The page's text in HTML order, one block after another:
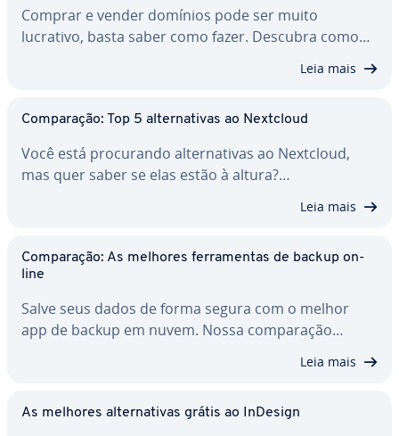
Comprar e vender domínios pode ser muito
lucrativo, basta saber como fazer. Descubra como…
Leia mais
Com­pa­ra­ção: Top 5 al­ter­na­ti­vas ao Nextcloud
Você está pro­cu­rando al­ter­na­ti­vas ao Nextcloud,
mas quer saber se elas estão à altura?…
Leia mais
Com­pa­ra­ção: As melhores fer­ra­men­tas de backup on-
line
Salve seus dados de forma segura com o melhor
app de backup em nuvem. Nossa com­pa­ra­ção…
Leia mais
As melhores al­ter­na­ti­vas grátis ao InDesign